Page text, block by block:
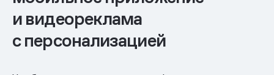
и видеореклама
с персонализацией